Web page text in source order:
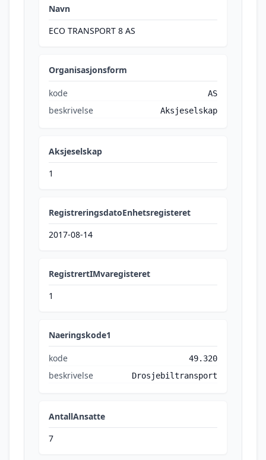
Navn
ECO TRANSPORT 8 AS
Organisasjonsform
kode AS
beskrivelse Aksjeselskap
Aksjeselskap
1
RegistreringsdatoEnhetsregisteret
2017-08-14
RegistrertIMvaregisteret
1
Naeringskode1
kode 49.320
beskrivelse Drosjebiltransport
AntallAnsatte
7